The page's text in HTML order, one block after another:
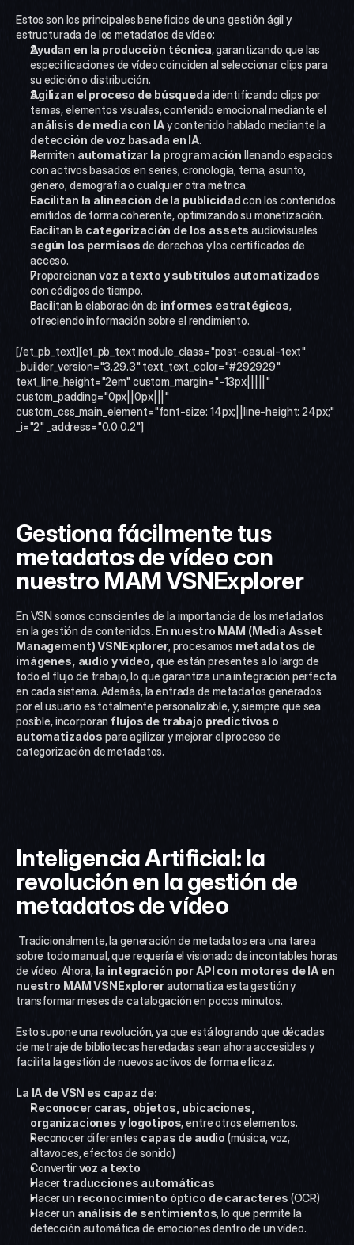
Estos son los principales beneficios de una gestión ágil y
estructurada de los metadatos de vídeo:
Ayudan en la producción técnica, garantizando que las
especificaciones de vídeo coinciden al seleccionar clips para
su edición o distribución.
Agilizan el proceso de búsqueda identificando clips por
análisis de media con IA
detección de voz basada en IA.
Permiten automatizar la programación llenando espacios
con activos basados en series, cronología, tema, asunto,
género, demografía o cualquier otra métrica.
Facilitan la alineación de la publicidad con los contenidos
emitidos de forma coherente, optimizando su monetización.
Facilitan la categorización de los assets
según los permisos de derechos y los certificados de
acceso.
Proporcionan voz a texto y subtítulos automatizados
con códigos de tiempo.
Facilitan la elaboración de informes estratégicos,
ofreciendo información sobre el rendimiento.
[/et_pb_text][et_pb_text module_class="post-casual-text"
_builder_version="3.29.3" text_text_color="#292929"
text_line_height="2em" custom_margin="-13px|||||"
custom_padding="0px||0px|||"
custom_css_main_element="font-size: 14px;||line-height: 24px;"
_i="2" _address="0.0.0.2"]
Gestiona fácilmente tus
metadatos de vídeo con
nuestro MAM VSNExplorer
En VSN somos conscientes de la importancia de los metadatos
en la gestión de contenidos. En nuestro MAM (Media Asset
Management) VSNExplorer, procesamos metadatos de
imágenes, audio y vídeo, que están presentes a lo largo de
todo el flujo de trabajo, lo que garantiza una integración perfecta
en cada sistema. Además, la entrada de metadatos generados
por el usuario es totalmente personalizable, y, siempre que sea
posible, incorporan flujos de trabajo predictivos o
automatizados para agilizar y mejorar el proceso de
categorización de metadatos.
Inteligencia Artificial: la
revolución en la gestión de
metadatos de vídeo
sobre todo manual, que requería el visionado de incontables horas
de vídeo. Ahora, la integración por API con motores de IA en
nuestro MAM VSNExplorer automatiza esta gestión y
transformar meses de catalogación en pocos minutos.
Esto supone una revolución, ya que está logrando que décadas
de metraje de bibliotecas heredadas sean ahora accesibles y
facilita la gestión de nuevos activos de forma eficaz.
La IA de VSN es capaz de:
Reconocer caras, objetos, ubicaciones,
organizaciones y logotipos, entre otros elementos.
Reconocer diferentes capas de audio (música, voz,
altavoces, efectos de sonido)
Convertir voz a texto
Hacer traducciones automáticas
Hacer un reconocimiento óptico de caracteres (OCR)
Hacer un análisis de sentimientos, lo que permite la
detección automática de emociones dentro de un vídeo.